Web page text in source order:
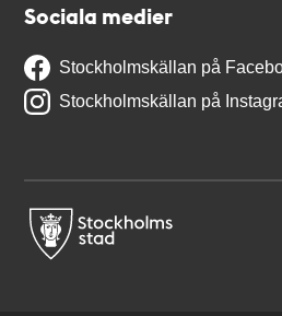
Sociala medier
Stockholmskällan på
Stockholmskällan på